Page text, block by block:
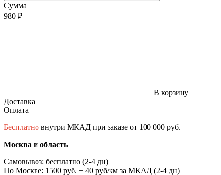
Сумма
980 ₽
В корзину
Доставка
Оплата
Бесплатно внутри МКАД при заказе от 100 000 руб.
Москва и область
Самовывоз: бесплатно (2-4 дн)
По Москве: 1500 руб. + 40 руб/км за МКАД (2-4 дн)